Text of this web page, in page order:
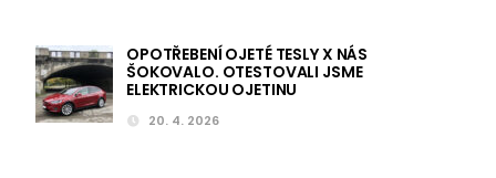
OPOTŘEBENÍ OJETÉ TESLY X NÁS
ŠOKOVALO. OTESTOVALI JSME
ELEKTRICKOU OJETINU
20. 4. 2026